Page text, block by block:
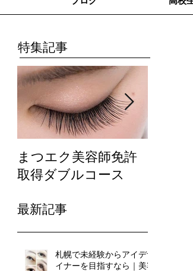
特集記事
まつエク美容師免許
取得ダブルコース
最新記事
札幌で未経験からアイデザ
イナーを目指すなら｜美容